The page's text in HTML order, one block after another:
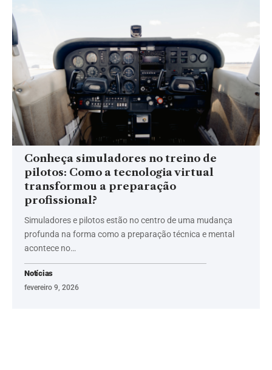
Conheça simuladores no treino de
pilotos: Como a tecnologia virtual
transformou a preparação
profissional?
Simuladores e pilotos estão no centro de uma mudança
profunda na forma como a preparação técnica e mental
acontece no…
Notícias
fevereiro 9, 2026